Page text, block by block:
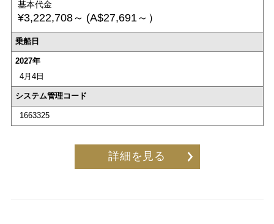
基本代金
¥3,222,708～ (A$27,691～）
乗船日
2027年
4月4日
システム管理コード
1663325
詳細を見る